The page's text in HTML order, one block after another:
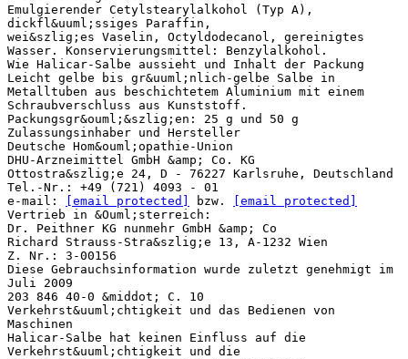
Emulgierender Cetylstearylalkohol (Typ A),
dickfl&uuml;ssiges Paraffin,
wei&szlig;es Vaselin, Octyldodecanol, gereinigtes
Wasser. Konservierungsmittel: Benzylalkohol.
Wie Halicar-Salbe aussieht und Inhalt der Packung
Leicht gelbe bis gr&uuml;nlich-gelbe Salbe in
Metalltuben aus beschichtetem Aluminium mit einem
Schraubverschluss aus Kunststoff.
Packungsgr&ouml;&szlig;en: 25 g und 50 g
Zulassungsinhaber und Hersteller
Deutsche Hom&ouml;opathie-Union
DHU-Arzneimittel GmbH &amp; Co. KG
Ottostra&szlig;e 24, D - 76227 Karlsruhe, Deutschland
Tel.-Nr.: +49 (721) 4093 - 01
e-mail:
[email protected] bzw.
[email protected]
Vertrieb in &Ouml;sterreich:
Dr. Peithner KG nunmehr GmbH &amp; Co
Richard Strauss-Stra&szlig;e 13, A-1232 Wien
Z. Nr.: 3-00156
Diese Gebrauchsinformation wurde zuletzt genehmigt im
Juli 2009
203 846 40-0 &middot; C. 10
Verkehrst&uuml;chtigkeit und das Bedienen von
Maschinen
Halicar-Salbe hat keinen Einfluss auf die
Verkehrst&uuml;chtigkeit und die